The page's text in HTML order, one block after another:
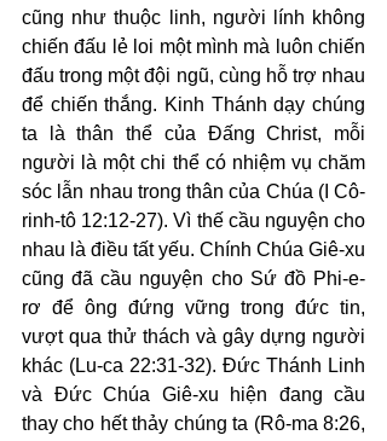
cũng như thuộc linh, người lính không
chiến đấu lẻ loi một mình mà luôn chiến
đấu trong một đội ngũ, cùng hỗ trợ nhau
để chiến thắng. Kinh Thánh dạy chúng
ta là thân thể của Đấng Christ, mỗi
người là một chi thể có nhiệm vụ chăm
sóc lẫn nhau trong thân của Chúa (I Cô-
rinh-tô 12:12-27). Vì thế cầu nguyện cho
nhau là điều tất yếu. Chính Chúa Giê-xu
cũng đã cầu nguyện cho Sứ đồ Phi-e-
rơ để ông đứng vững trong đức tin,
vượt qua thử thách và gây dựng người
khác (Lu-ca 22:31-32). Đức Thánh Linh
và Đức Chúa Giê-xu hiện đang cầu
thay cho hết thảy chúng ta (Rô-ma 8:26,